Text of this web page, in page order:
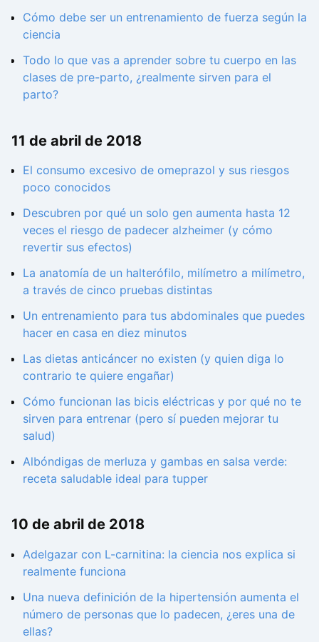
Cómo debe ser un entrenamiento de fuerza según la
ciencia
Todo lo que vas a aprender sobre tu cuerpo en las
clases de pre-parto, ¿realmente sirven para el
parto?
11 de abril de 2018
El consumo excesivo de omeprazol y sus riesgos
poco conocidos
Descubren por qué un solo gen aumenta hasta 12
veces el riesgo de padecer alzheimer (y cómo
revertir sus efectos)
La anatomía de un halterófilo, milímetro a milímetro,
a través de cinco pruebas distintas
Un entrenamiento para tus abdominales que puedes
hacer en casa en diez minutos
Las dietas anticáncer no existen (y quien diga lo
contrario te quiere engañar)
Cómo funcionan las bicis eléctricas y por qué no te
sirven para entrenar (pero sí pueden mejorar tu
salud)
Albóndigas de merluza y gambas en salsa verde:
receta saludable ideal para tupper
10 de abril de 2018
Adelgazar con L-carnitina: la ciencia nos explica si
realmente funciona
Una nueva definición de la hipertensión aumenta el
número de personas que lo padecen, ¿eres una de
ellas?